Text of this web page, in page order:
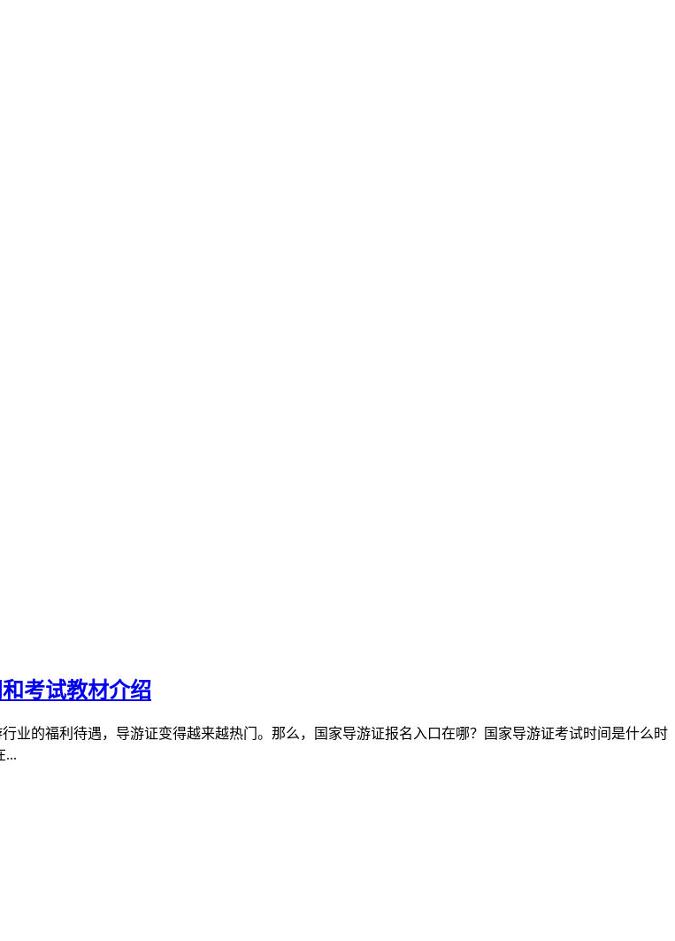
考试教材介绍
业的福利待遇，导游证变得越来越热门。那么，国家导游证报名入口在哪？国家导游证考试时间是什么时
...